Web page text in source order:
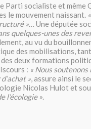
Parti socialiste et même
le mouvement naissant.
»… Une députée
quelques-unes des
au vu du
des mobilisations,
deux formations
: « Nous
», assure ainsi le
Nicolas Hulot et
l’écologie ».